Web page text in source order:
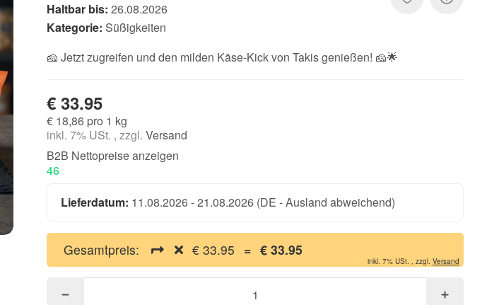
Haltbar bis: 26.08.2026
Kategorie: Süßigkeiten
🧀 Jetzt zugreifen und den milden Käse-Kick von Takis genießen! 🧀🌟
€ 33.95
€ 18,86 pro 1 kg
inkl. 7% USt. , zzgl. Versand
B2B Nettopreise anzeigen
46
Lieferdatum: 11.08.2026 - 21.08.2026 (DE - Ausland abweichend)
Gesamtpreis: € 33.95 = € 33.95
inkl. 7% USt. , zzgl. Versand